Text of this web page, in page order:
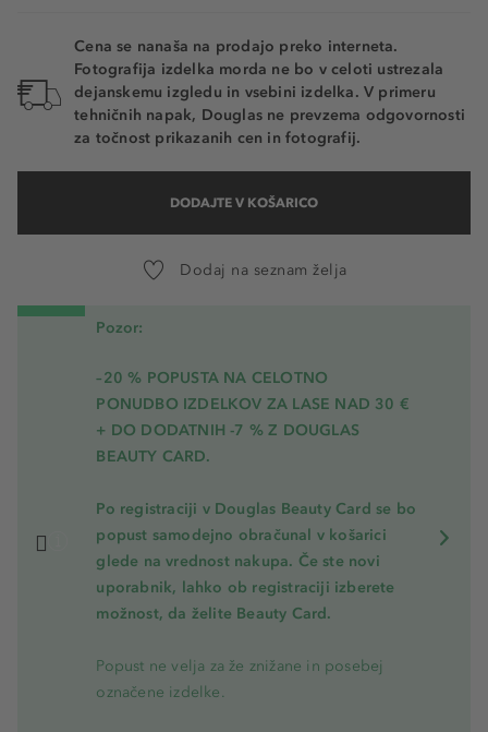
Cena se nanaša na prodajo preko interneta.
Fotografija izdelka morda ne bo v celoti ustrezala
dejanskemu izgledu in vsebini izdelka. V primeru
tehničnih napak, Douglas ne prevzema odgovornosti
za točnost prikazanih cen in fotografij.
DODAJTE V KOŠARICO
Dodaj na seznam želja
Pozor:
–20 % POPUSTA NA CELOTNO
PONUDBO IZDELKOV ZA LASE NAD 30 €
+ DO DODATNIH -7 % Z DOUGLAS
BEAUTY CARD.
Po registraciji v Douglas Beauty Card se bo
popust samodejno obračunal v košarici
glede na vrednost nakupa. Če ste novi
uporabnik, lahko ob registraciji izberete
možnost, da želite Beauty Card.
Popust ne velja za že znižane in posebej
označene izdelke.